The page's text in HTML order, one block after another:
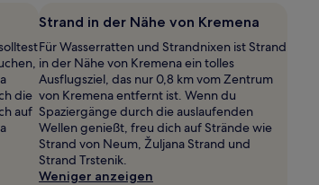
die
auf
Strand in der Nähe von Kremena
Für Wasserratten und Strandnixen ist Strand
in der Nähe von Kremena ein tolles
Ausflugsziel, das nur 0,8 km vom Zentrum
von Kremena entfernt ist. Wenn du
Spaziergänge durch die auslaufenden
Wellen genießt, freu dich auf Strände wie
Strand von Neum, Žuljana Strand und
Strand Trstenik.
Weniger anzeigen